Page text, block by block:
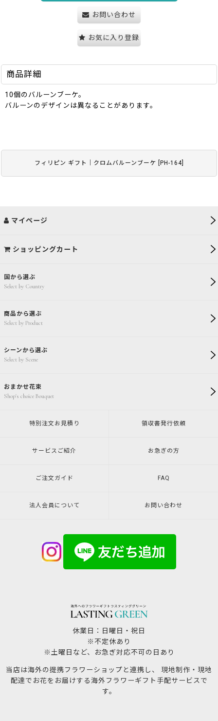
フィリピン ギフト｜クロムバルーンブーケ PH-164]
お問い合わせ
お気に入り登録
商品詳細
10個のバルーンブーケ。
バルーンのデザインは異なることがあります。
国から選ぶ
Select by Country
商品から選ぶ
Select by Product
シーンから選ぶ
Select by Scene
おまかせ花束
Shop's choice Bouquet
マイページ
ショッピングカート
特別注文 お見積り 領収書発行依頼
サービスご紹介 お急ぎの方
ご注文ガイド FAQ
法人会員について お問い合わせ
休業日：日曜日・祝日
※不定休あり
※土曜日など、お急ぎ対応不可の日あり
当店は海外の提携フラワーショップと連携し、 現地制作・現地
配達でお花をお届けする海外フラワーギフト手配サービスで
す。